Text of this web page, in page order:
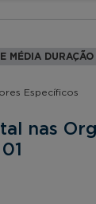
MÉDIA DURAÇÃO
Específicos
nas